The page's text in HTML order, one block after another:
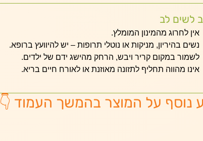
לשים לב
אין לחרוג מהמינון המומלץ.
נשים בהיריון, מניקות או נוטלי תרופות – יש להיוועץ ברופא.
לשמור במקום קריר ויבש, הרחק מהישג ידם של ילדים.
אינו מהווה תחליף לתזונה מאוזנת או לאורח חיים בריא.
נוסף על המוצר בהמשך העמוד 👇